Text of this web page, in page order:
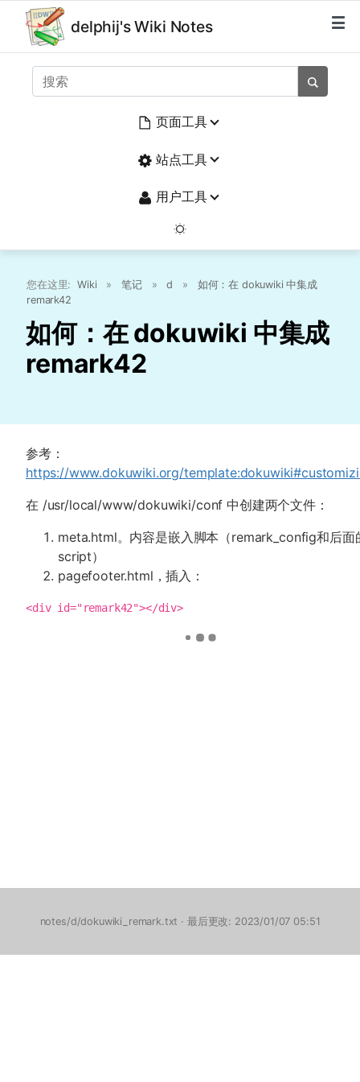
delphij's Wiki Notes
页面工具
站点工具
用户工具
您在这里: Wiki » 笔记 » d »
如何：在 dokuwiki 中集成
remark42
如何：在 dokuwiki 中集成
remark42
参考：
https://www.dokuwiki.org/
在 /usr/local/www/dokuwiki/conf 中创建两个文件：
meta.html。内容是嵌入脚本（remark_config和后面
script）
pagefooter.html，插入：
<div id="remark42"></div>
notes/d/dokuwiki_remark.txt · 最后更改: 2023/01/07 05:51